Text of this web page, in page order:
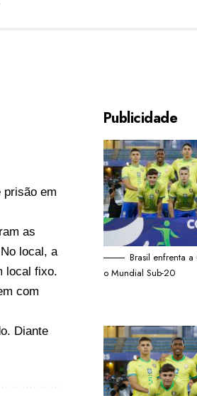
prisão em
as
local, a
local fixo.
com
Diante
Publicidade
Brasil enfrenta
o Mundial Sub-20